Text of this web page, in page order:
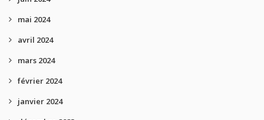
mai 2024
avril 2024
mars 2024
février 2024
janvier 2024